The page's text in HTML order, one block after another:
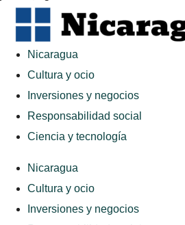
Nicaragua
Cultura y ocio
Inversiones y negocios
Responsabilidad social
Ciencia y tecnología
Nicaragua
Cultura y ocio
Inversiones y negocios